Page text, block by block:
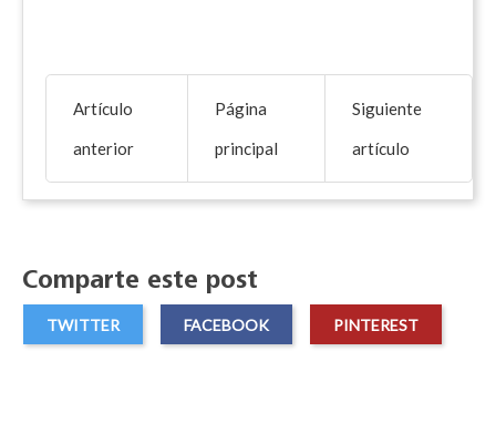
Artículo
anterior
Página
principal
Siguiente
artículo
Comparte este post
TWITTER FACEBOOK PINTEREST